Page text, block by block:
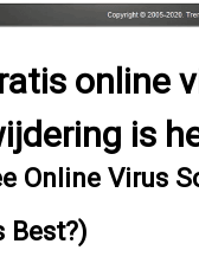
online
is
Online Virus
Best?)